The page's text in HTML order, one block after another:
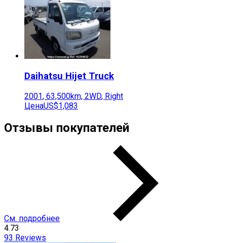
Daihatsu Hijet Truck
2001, 63,500km, 2WD, Right
ЦенаUS$1,083
Отзывы покупателей
См. подробнее
4.73
93 Reviews